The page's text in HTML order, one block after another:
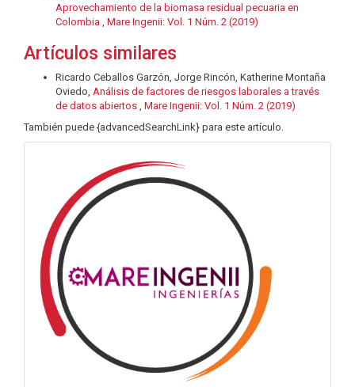
Aprovechamiento de la biomasa residual pecuaria en
Colombia
Mare Ingenii: Vol. 1 Núm. 2 (2019)
Artículos similares
Ricardo Ceballos Garzón, Jorge Rincón, Katherine Montaña
Oviedo, Análisis de factores de riesgos laborales a través
de datos abiertos Mare Ingenii: Vol. 1 Núm. 2 (2019)
También puede {advancedSearchLink} para este artículo.